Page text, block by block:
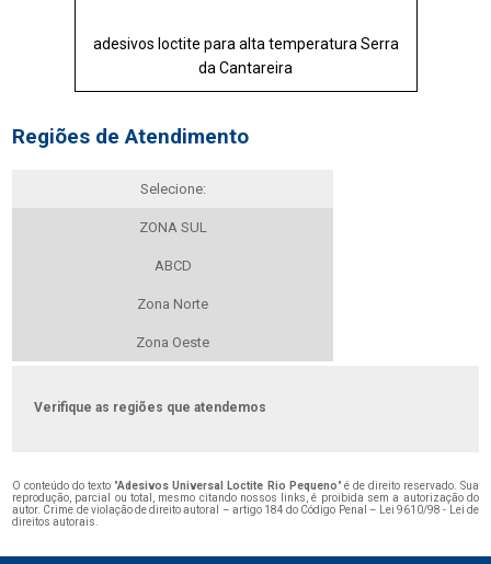
adesivos loctite para alta temperatura Serra
da Cantareira
Regiões de Atendimento
Selecione:
ZONA SUL
ABCD
Zona Norte
Zona Oeste
Verifique as regiões que atendemos
O conteúdo do texto "Adesivos Universal Loctite Rio Pequeno" é de direito reservado. Sua
reprodução, parcial ou total, mesmo citando nossos links, é proibida sem a autorização do
autor. Crime de violação de direito autoral – artigo 184 do Código Penal –
Lei 9610/98 - Lei de
direitos autorais